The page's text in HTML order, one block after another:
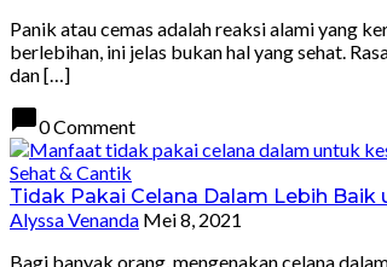
Panik atau cemas adalah reaksi alami yang
berlebihan, ini jelas bukan hal yang sehat.
dan […]
chat_bubble0 Comment
Sehat & Cantik
Tidak Pakai Celana Dalam Lebih Baik
Alyssa Venanda Mei 8, 2021
Bagi banyak orang, mengenakan celana